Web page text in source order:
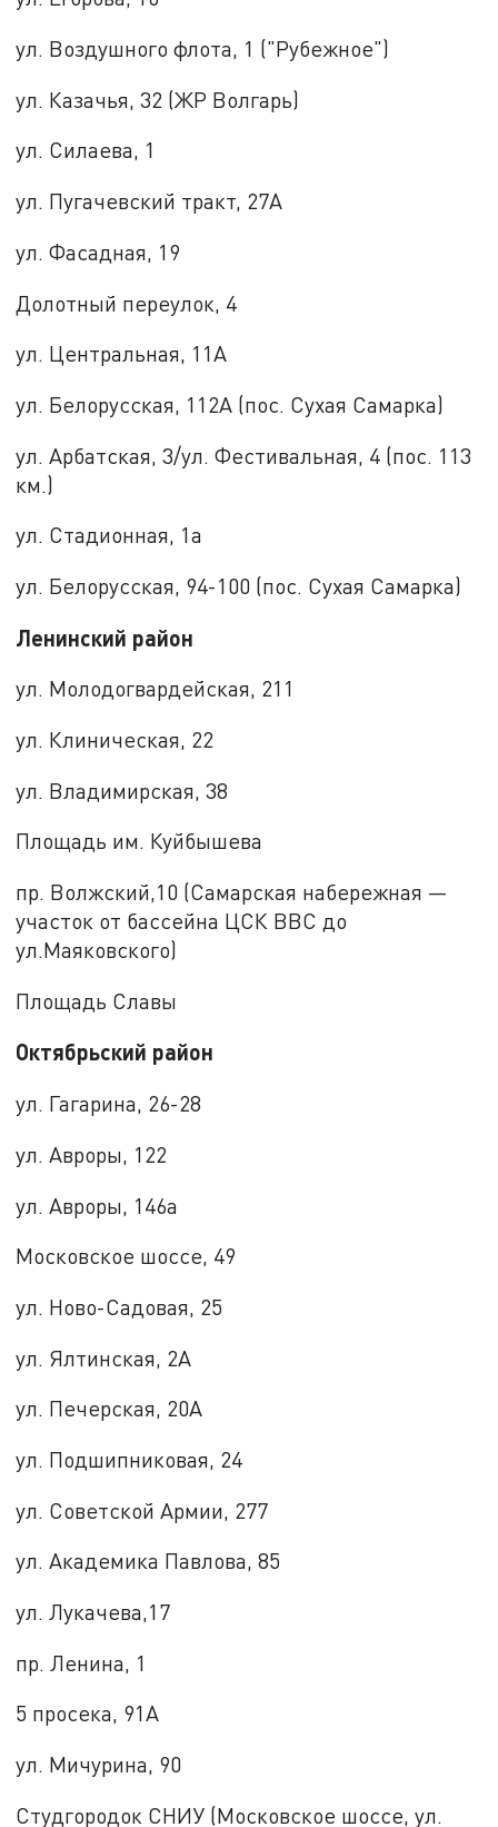
ул. Воздушного флота, 1 ("Рубежное")
ул. Казачья, 32 (ЖР Волгарь)
ул. Силаева, 1
ул. Пугачевский тракт, 27А
ул. Фасадная, 19
Долотный переулок, 4
ул. Центральная, 11А
ул. Белорусская, 112А (пос. Сухая Самарка)
ул. Арбатская, 3/ул. Фестивальная, 4 (пос. 113
км.)
ул. Стадионная, 1а
ул. Белорусская, 94-100 (пос. Сухая Самарка)
Ленинский район
ул. Молодогвардейская, 211
ул. Клиническая, 22
ул. Владимирская, 38
Площадь им. Куйбышева
пр. Волжский,10 (Самарская набережная —
участок от бассейна ЦСК ВВС до
ул.Маяковского)
Площадь Славы
Октябрьский район
ул. Гагарина, 26-28
ул. Авроры, 122
ул. Авроры, 146а
Московское шоссе, 49
ул. Ново-Садовая, 25
ул. Ялтинская, 2А
ул. Печерская, 20А
ул. Подшипниковая, 24
ул. Советской Армии, 277
ул. Академика Павлова, 85
ул. Лукачева,17
пр. Ленина, 1
5 просека, 91А
ул. Мичурина, 90
Студгородок СНИУ (Московское шоссе, ул.